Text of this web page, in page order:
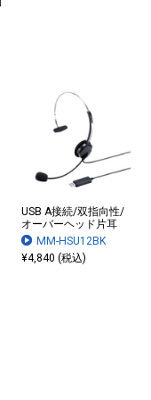
USB A接続/双指向性/
オーバーヘッド片耳
MM-HSU12BK
¥4,840 (税込)